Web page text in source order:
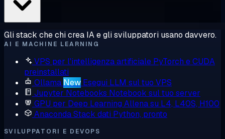
Gli stack che chi crea IA e gli sviluppatori usano davvero.
AI E MACHINE LEARNING
VPS per l'intelligenza artificiale PyTorch e CUDA
preinstallati
Ollama New Esegui LLM sul tuo VPS
Jupyter Notebooks Notebook sul tuo server
GPU per Deep Learning Allena su L4, L40S, H100
AnacondaStack dati Python, pronto
SVILUPPATORI E DEVOPS